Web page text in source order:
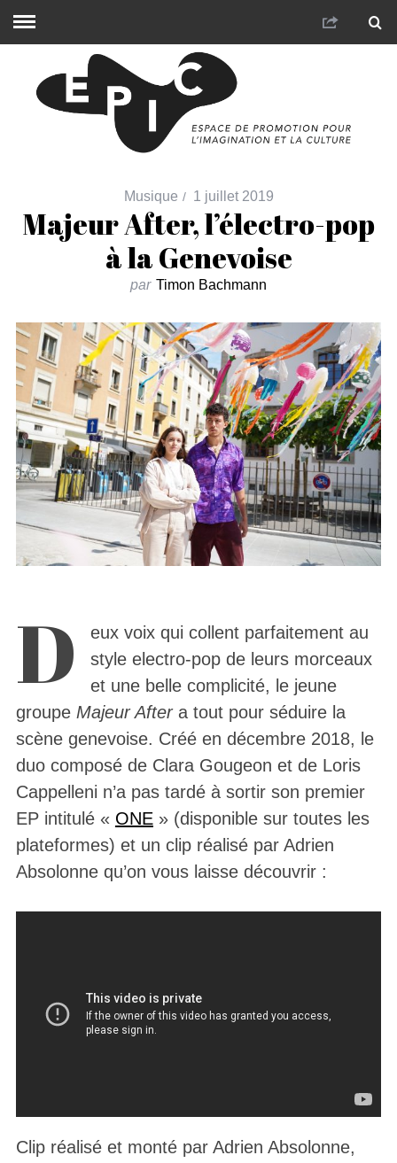
Musique 1 juillet 2019
Majeur After, l’électro-pop
à la Genevoise
par Timon Bachmann
D
eux voix qui collent parfaitement au
style electro-pop de leurs morceaux
et une belle complicité, le jeune
groupe Majeur Aftera tout pour séduire la
scène genevoise. Créé en décembre 2018, le
duo composé de Clara Gougeon et de Loris
Cappelleni n’a pas tardé à sortir son premier
EP intitulé « ONE» (disponible sur toutes les
plateformes) et un clip réalisé par Adrien
Absolonne qu’on vous laisse découvrir :
Clip réalisé et monté par Adrien Absolonne,